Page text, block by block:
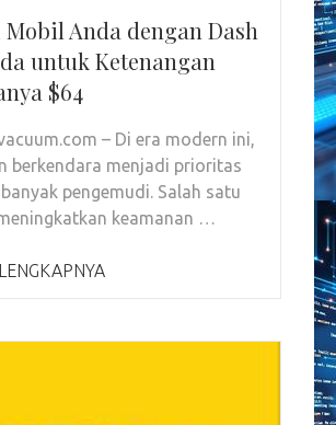
Anda dengan Dash
untuk Ketenangan
$64
– Di era modern ini,
berkendara menjadi prioritas
pengemudi. Salah satu
keamanan …